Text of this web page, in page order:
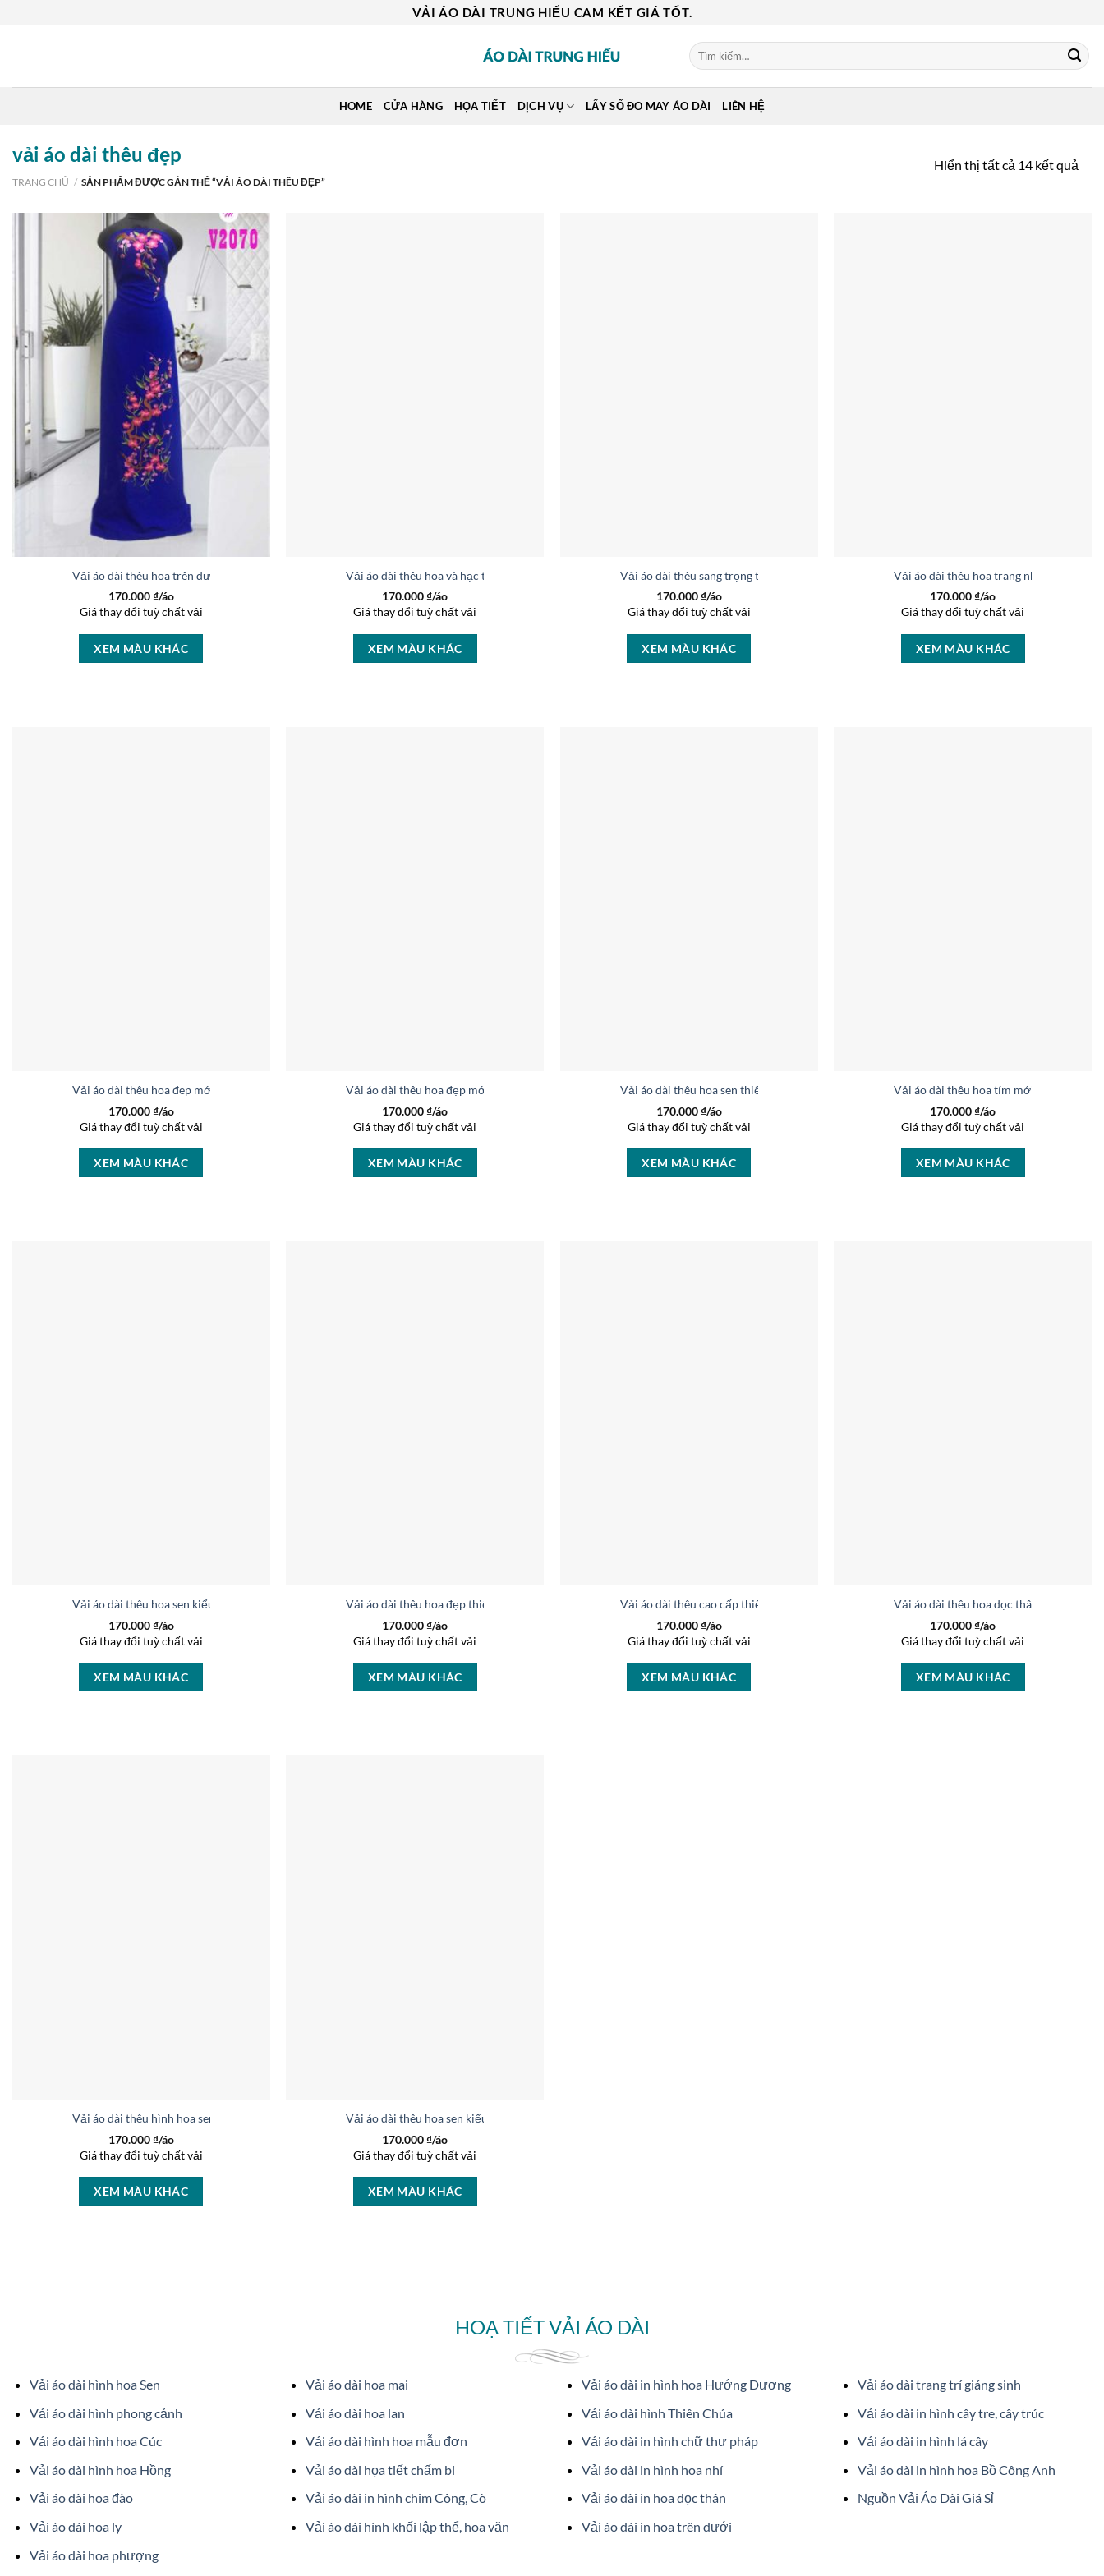
VẢI ÁO DÀI TRUNG HIẾU CAM KẾT GIÁ TỐT.
Tìm
kiếm:
HOME CỬA HÀNG HỌA TIẾT DỊCH VỤ LẤY SỐ ĐO MAY ÁO DÀI LIÊN HỆ
vải áo dài thêu đẹp
TRANG CHỦ / SẢN PHẨM ĐƯỢC GẮN THẺ “VẢI ÁO DÀI THÊU ĐẸP”
Hiển thị tất cả 14 kết quả
Vải áo dài thêu hoa trên dưới kiểu mới AD V2070
170.000₫/áo
Giá thay đổi tuỳ chất vải
XEM MÀU KHÁC
Vải áo dài thêu hoa và hạc thiết kế 2019 AD V2068
170.000₫/áo
Giá thay đổi tuỳ chất vải
XEM MÀU KHÁC
Vải áo dài thêu sang trọng thiết kế 2019 AD V2063
170.000₫/áo
Giá thay đổi tuỳ chất vải
XEM MÀU KHÁC
Vải áo dài thêu hoa trang nhã thiết kế
170.000₫/áo
Giá thay đổi tuỳ chất vải
XEM MÀU KHÁC
Vải áo dài thêu hoa đep mới ra AD V2065
170.000₫/áo
Giá thay đổi tuỳ chất vải
XEM MÀU KHÁC
Vải áo dài thêu hoa đẹp mới ra AD V2074
170.000₫/áo
Giá thay đổi tuỳ chất vải
XEM MÀU KHÁC
Vải áo dài thêu hoa sen thiết kế 2019 AD V2024
170.000₫/áo
Giá thay đổi tuỳ chất vải
XEM MÀU KHÁC
Vải áo dài thêu hoa tím mới ra AD V2003
170.000₫/áo
Giá thay đổi tuỳ chất vải
XEM MÀU KHÁC
Vải áo dài thêu hoa sen kiểu mới AD V1992
170.000₫/áo
Giá thay đổi tuỳ chất vải
XEM MÀU KHÁC
Vải áo dài thêu hoa đẹp thiết kế 2019 AD V1989
170.000₫/áo
Giá thay đổi tuỳ chất vải
XEM MÀU KHÁC
Vải áo dài thêu cao cấp thiết kế 2019 AD V2009
170.000₫/áo
Giá thay đổi tuỳ chất vải
XEM MÀU KHÁC
Vải áo dài thêu hoa dọc thân kiểu mới
170.000₫/áo
Giá thay đổi tuỳ chất vải
XEM MÀU KHÁC
Vải áo dài thêu hình hoa sen thiết kế 2019 AD V2033
170.000₫/áo
Giá thay đổi tuỳ chất vải
XEM MÀU KHÁC
Vải áo dài thêu hoa sen kiểu mới AD V1974
170.000₫/áo
Giá thay đổi tuỳ chất vải
XEM MÀU KHÁC
HOẠ TIẾT VẢI ÁO DÀI
Vải áo dài hình hoa Sen
Vải áo dài hình phong cảnh
Vải áo dài hình hoa Cúc
Vải áo dài hình hoa Hồng
Vải áo dài hoa đào
Vải áo dài hoa ly
Vải áo dài hoa phượng
Vải áo dài hoa mai
Vải áo dài hoa lan
Vải áo dài hình hoa mẫu đơn
Vải áo dài họa tiết chấm bi
Vải áo dài in hình chim Công, Cò
Vải áo dài hình khối lập thể, hoa văn
Vải áo dài in hình hoa Hướng Dương
Vải áo dài hình Thiên Chúa
Vải áo dài in hình chữ thư pháp
Vải áo dài in hình hoa nhí
Vải áo dài in hoa dọc thân
Vải áo dài in hoa trên dưới
Vải áo dài trang trí giáng sinh
Vải áo dài in hình cây tre, cây trúc
Vải áo dài in hình lá cây
Vải áo dài in hình hoa Bồ Công Anh
Nguồn Vải Áo Dài Giá Sỉ